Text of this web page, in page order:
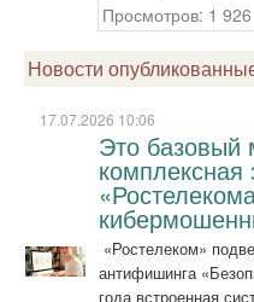
Просмотров: 1 926
Новости
17.07.2026 10:06
Это базовый
комплексная
«Ростелеком»
антифишинга
года встроенная